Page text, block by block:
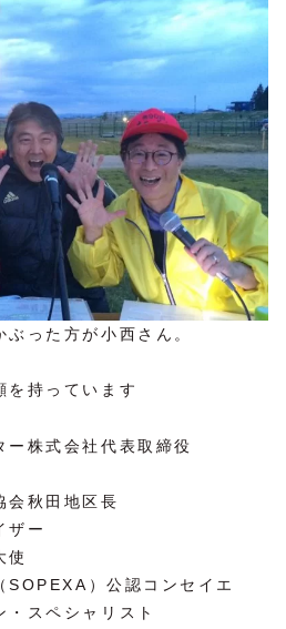
った方が小西さん。
を持っています
ー株式会社代表取締役
会秋田地区長
ザー
使
SOPEXA）公認コンセイエ
・スペシャリスト